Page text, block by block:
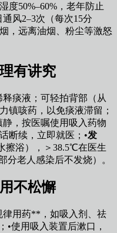
度50%–60%，老年防止
通风2–3次（每次15分
，远离油烟、粉尘等激怒
有讲究
释痰液；可轻拍背部（从
镇咳药，以免痰液滞留；
，按医嘱使用吸入药物
断续，立即就医；•发
擦浴），＞38.5℃在医生
分老人感染后不发烧）。
不松懈
律用药**，如吸入剂、祛
•使用吸入装置后漱口，